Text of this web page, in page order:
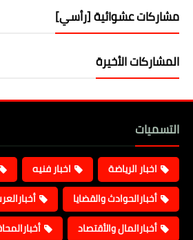
مشاركات عشوائية [رأسي]
المشاركات الأخيرة
التسميات
اخبار الرياضة اخبار فنيه
أخبارالحوادث والقضايا
أخبارالمال والأقتصاد